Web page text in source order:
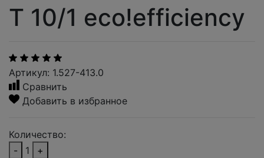
T 10/1 eco!efficiency
Артикул: 1.527-413.0
Сравнить
Добавить в избранное
Количество:
-
1
+